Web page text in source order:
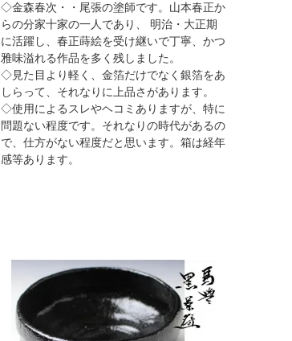
◇金森春次・・尾張の塗師です。山本春正か
らの分家十家の一人であり、 明治・大正期
に活躍し、春正蒔絵を受け継いで丁寧、かつ
雅味溢れる作品を多く残しました。
◇見た目より軽く、金箔だけでなく銀箔をあ
しらって、それなりに上品さがあります。
◇使用によるスレやヘコミありますが、特に
問題ない程度です。それなりの時代があるの
で、仕方がない程度だと思います。箱は経年
感等あります。